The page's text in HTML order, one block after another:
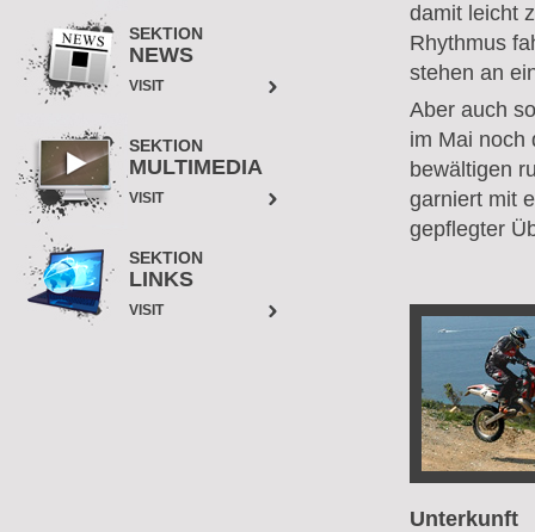
SEKTION
NEWS
VISIT
SEKTION
MULTIMEDIA
VISIT
SEKTION
LINKS
VISIT
damit leicht
Rhythmus
stehen an
Aber auch
im Mai noch
bewältigen
garniert mit
gepflegter
Unterkunft